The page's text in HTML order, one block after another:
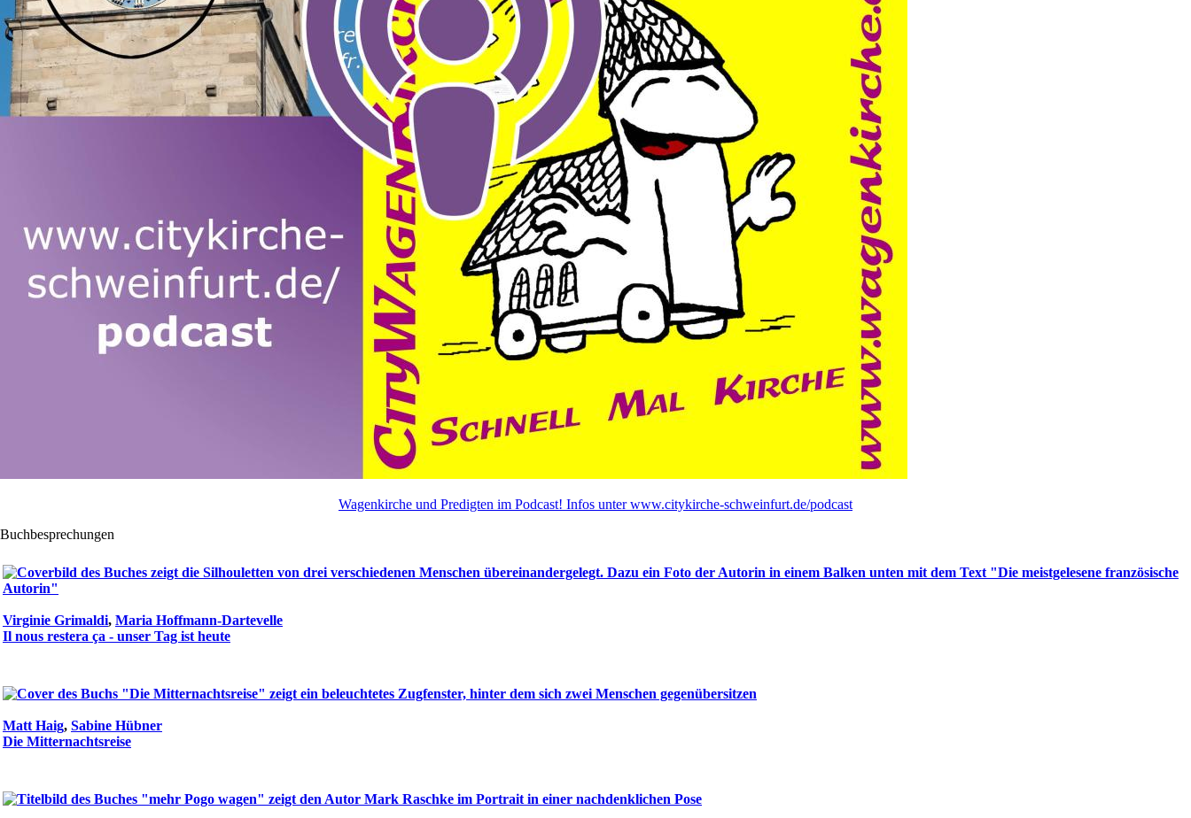
Wagenkirche und Predigten im Podcast! Infos unter www.citykirche-schweinfurt.de/podcast
Buchbesprechungen
Virginie Grimaldi, Maria Hoffmann-Dartevelle
Il nous restera ça - unser Tag ist heute
Matt Haig, Sabine Hübner
Die Mitternachtsreise